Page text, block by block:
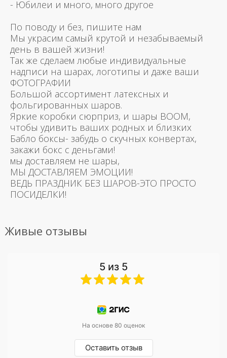
- Юбилеи и много, много другое
По поводу и без, пишите нам
Мы украсим самый крутой и незабываемый
день в вашей жизни!
Так же сделаем любые индивидуальные
надписи на шарах, логотипы и даже ваши
ФОТОГРАФИИ
Большой ассортимент латексных и
фольгированных шаров.
Яркие коробки сюрприз, и шары BOOM,
чтобы удивить ваших родных и близких
Бабло боксы- забудь о скучных конвертах,
закажи бокс с деньгами!
мы доставляем не шары,
МЫ ДОСТАВЛЯЕМ ЭМОЦИИ!
ВЕДЬ ПРАЗДНИК БЕЗ ШАРОВ-ЭТО ПРОСТО
ПОСИДЕЛКИ!
Живые отзывы
5 из 5
На основе 80 оценок
Оставить отзыв